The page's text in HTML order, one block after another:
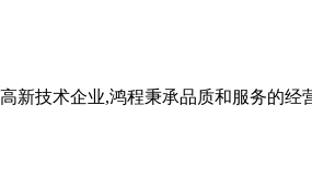
新技术企业,鸿程秉承品质和服务的经